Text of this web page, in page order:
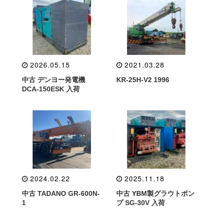
2026.05.15
中古 デンヨー発電機
DCA-150ESK 入荷
2021.03.28
KR-25H-V2 1996
2024.02.22
中古 TADANO GR-600N-
1
2025.11.18
中古 YBM製グラウトポン
プ SG-30V 入荷